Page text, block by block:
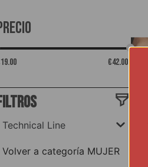
19.00 €42.00
Technical Line
Volver a categoría MUJER